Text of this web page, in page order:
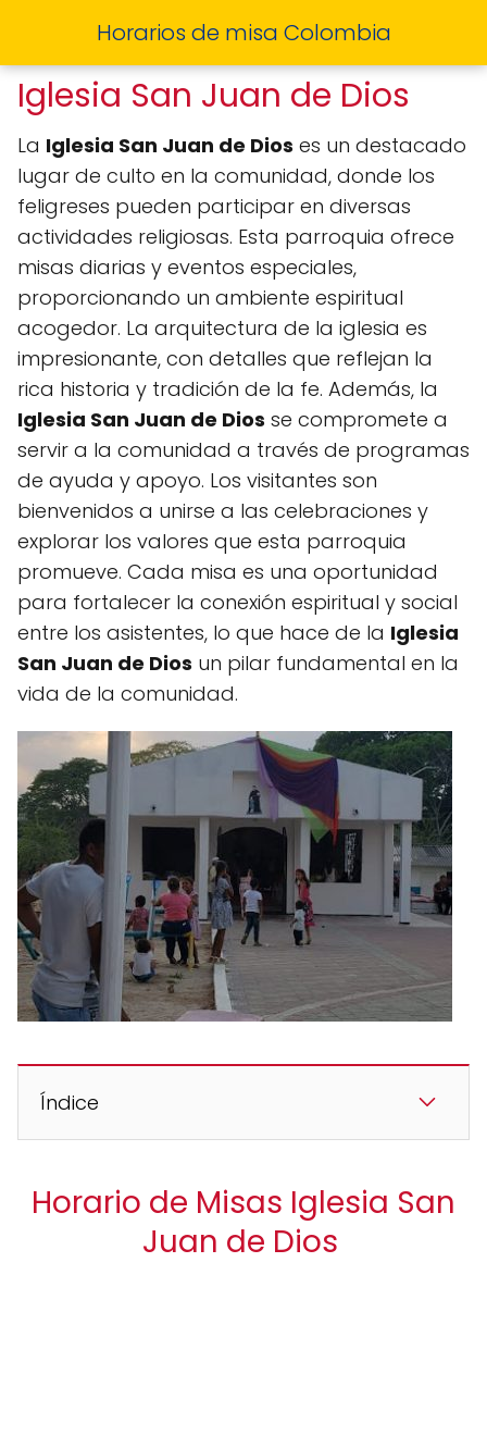
Horarios de misa Colombia
Iglesia San Juan de Dios
La Iglesia San Juan de Dios es un destacado
lugar de culto en la comunidad, donde los
feligreses pueden participar en diversas
actividades religiosas. Esta parroquia ofrece
misas diarias y eventos especiales,
proporcionando un ambiente espiritual
acogedor. La arquitectura de la iglesia es
impresionante, con detalles que reflejan la
rica historia y tradición de la fe. Además, la
Iglesia San Juan de Dios se compromete a
servir a la comunidad a través de programas
de ayuda y apoyo. Los visitantes son
bienvenidos a unirse a las celebraciones y
explorar los valores que esta parroquia
promueve. Cada misa es una oportunidad
para fortalecer la conexión espiritual y social
entre los asistentes, lo que hace de la Iglesia
San Juan de Dios un pilar fundamental en la
vida de la comunidad.
Índice
Horario de Misas Iglesia San
Juan de Dios